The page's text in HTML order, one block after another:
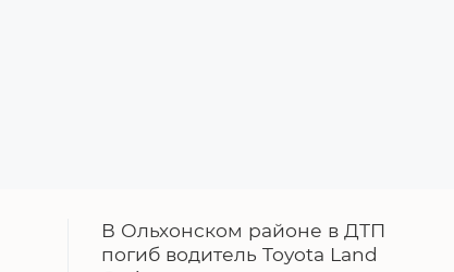
В Ольхонском районе в ДТП
погиб водитель Toyota Land